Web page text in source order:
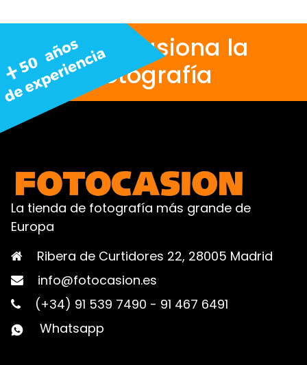
Nos apasiona la
fotografía
La tienda de fotografía más grande de
Europa
Ribera de Curtidores 22, 28005 Madrid
info@fotocasion.es
(+34) 91 539 7490 - 91 467 6491
Whatsapp